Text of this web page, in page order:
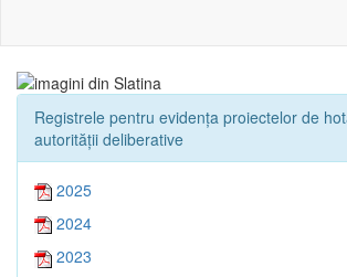
Registrele pentru evidența proiectelor de
autorității deliberative
2025
2024
2023